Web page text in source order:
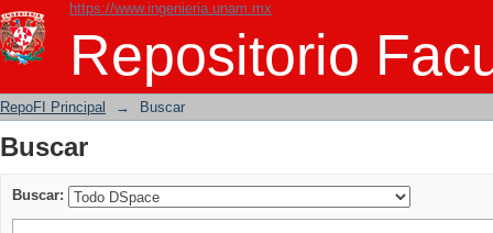
https://www.ingenieria.unam.mx
Repositorio
Buscar
RepoFI Principal → Buscar
Buscar
Buscar: